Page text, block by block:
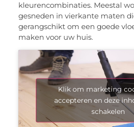
kleurencombinaties. Meestal
gesneden in vierkante maten
gerangschikt om een goede
maken voor uw huis.
Klik om marketing
accepteren en deze
schakelen